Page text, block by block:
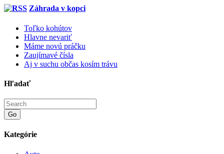
Záhrada v kopci
Toľko kohútov
Hlavne nevariť
Máme novú práčku
Zaujímavé čísla
Aj v suchu občas kosím trávu
Hľadať
Go
Kategórie